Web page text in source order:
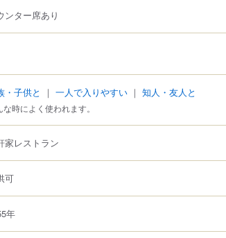
ンター席あり
・子供と ｜ 一人で入りやすい ｜ 知人・友人と
な時によく使われます。
家レストラン
可
年